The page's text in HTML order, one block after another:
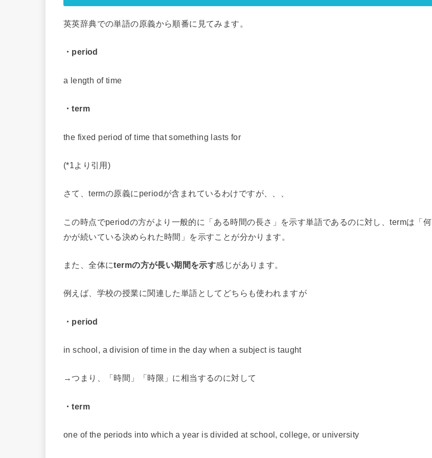
英英辞典での単語の原義から順番に見てみます。
・period
a length of time
・term
the fixed period of time that something lasts for
(*1より引用)
さて、termの原義にperiodが含まれているわけですが、、、
この時点でperiodの方がより一般的に「ある時間の長さ」を示す単語であるのに対し、termは「何
かが続いている決められた時間」を示すことが分かります。
また、全体にtermの方が長い期間を示す感じがあります。
例えば、学校の授業に関連した単語としてどちらも使われますが
・period
in school, a division of time in the day when a subject is taught
→つまり、「時間」「時限」に相当するのに対して
・term
one of the periods into which a year is divided at school, college, or university